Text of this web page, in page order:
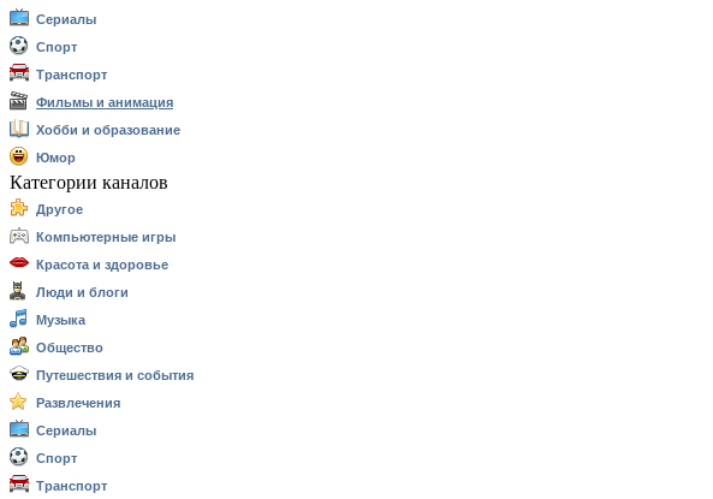
Сериалы
Спорт
Транспорт
Фильмы и анимация
Хобби и образование
Юмор
Категории каналов
Другое
Компьютерные игры
Красота и здоровье
Люди и блоги
Музыка
Общество
Путешествия и события
Развлечения
Сериалы
Спорт
Транспорт